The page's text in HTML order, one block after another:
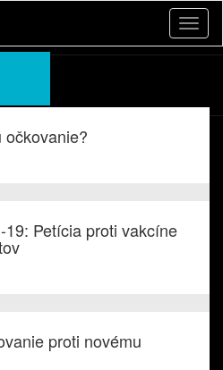
očkovanie?
Petícia proti vakcíne
proti novému